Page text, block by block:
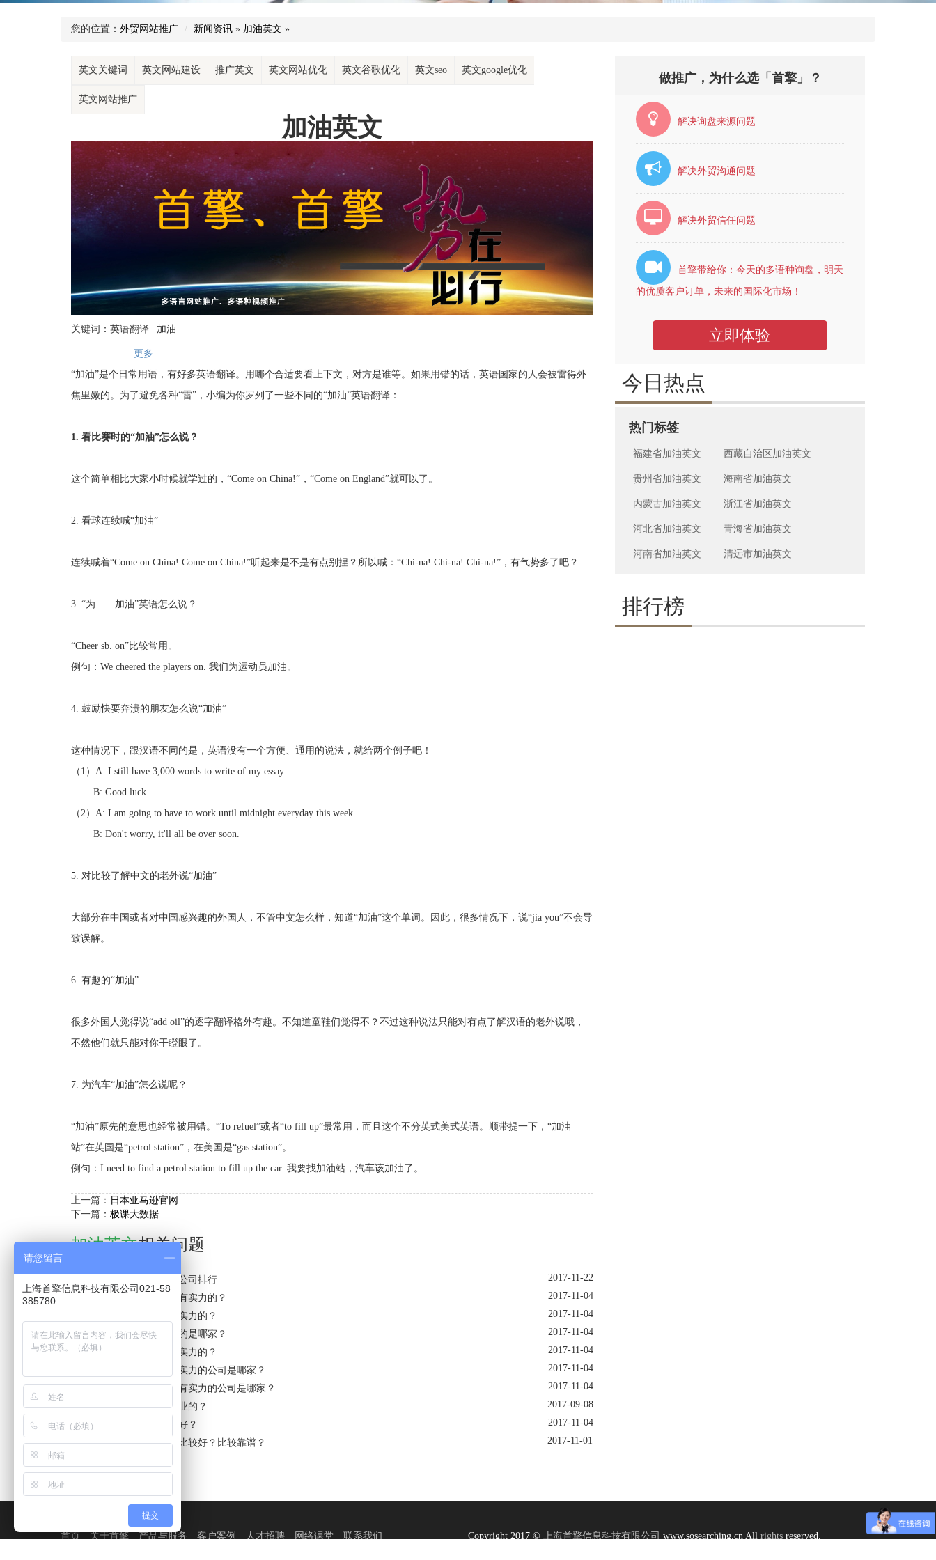
您的位置： 外贸网站推广 新闻资讯 » 加油英文 »
英文关键词 英文网站建设 推广英文 英文网站优化 英文谷歌优化 英文seo 英文google优化
英文网站推广
加油英文
关键词：英语翻译 | 加油
更多
“加油”是个日常用语，有好多英语翻译。用哪个合适要看上下文，对方是谁等。如果用错的话，英语国家的人会被雷得外
焦里嫩的。为了避免各种“雷”，小编为你罗列了一些不同的“加油”英语翻译：
1. 看比赛时的“加油”怎么说？
这个简单相比大家小时候就学过的，“Come on China!”，“Come on England”就可以了。
2. 看球连续喊“加油”
连续喊着“Come on China! Come on China!”听起来是不是有点别捏？所以喊：“Chi-na! Chi-na! Chi-na!”，有气势多了吧？
3. “为……加油”英语怎么说？
“Cheer sb. on”比较常用。
例句：We cheered the players on. 我们为运动员加油。
4. 鼓励快要奔溃的朋友怎么说“加油”
这种情况下，跟汉语不同的是，英语没有一个方便、通用的说法，就给两个例子吧！
（1）A: I still have 3,000 words to write of my essay.
B: Good luck.
（2）A: I am going to have to work until midnight everyday this week.
B: Don't worry, it'll all be over soon.
5. 对比较了解中文的老外说“加油”
大部分在中国或者对中国感兴趣的外国人，不管中文怎么样，知道“加油”这个单词。因此，很多情况下，说“jia you”不会导
致误解。
6. 有趣的“加油”
很多外国人觉得说“add oil”的逐字翻译格外有趣。不知道童鞋们觉得不？不过这种说法只能对有点了解汉语的老外说哦，
不然他们就只能对你干瞪眼了。
7. 为汽车“加油”怎么说呢？
“加油”原先的意思也经常被用错。“To refuel”或者“to fill up”最常用，而且这个不分英式美式英语。顺带提一下，“加油
站”在英国是“petrol station”，在美国是“gas station”。
例句：I need to find a petrol station to fill up the car. 我要找加油站，汽车该加油了。
上一篇： 日本亚马逊官网
下一篇： 极课大数据
加油英文相关问题
宿州市加油英文网络推广公司排行
2017-11-22
沙坪坝区加油英文公司最有实力的？
2017-11-04
湾仔区加油英文公司最有实力的？
2017-11-04
綦江县加油英文公司最好的是哪家？
2017-11-04
顺义区加油英文公司最有实力的？
2017-11-04
杨浦区加油英文公司最有实力的公司是哪家？
2017-11-04
大兴安岭加油英文公司最有实力的公司是哪家？
2017-11-04
香港加油英文公司，最专业的？
2017-09-08
德州市加油英文公司哪家好？
2017-11-04
汉沽区加油英文公司哪家比较好？比较靠谱？
2017-11-01
做推广，为什么选「首擎」？
解决询盘来源问题
解决外贸沟通问题
解决外贸信任问题
首擎带给你：今天的多语种询盘，明天
的优质客户订单，未来的国际化市场！
立即体验
今日热点
热门标签
福建省加油英文 西藏自治区加油英文
贵州省加油英文 海南省加油英文
内蒙古加油英文 浙江省加油英文
河北省加油英文 青海省加油英文
河南省加油英文 清远市加油英文
排行榜
首页 关于首擎 产品与服务 客户案例 人才招聘 网络课堂 联系我们 Copyright 2017 © 上海首擎信息科技有限公司 www.sosearching.cn All rights reserved.
请您留言
上海首擎信息科技有限公司021-58
385780
提交